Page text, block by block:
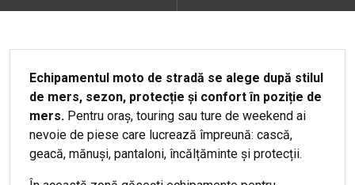
Echipamentul moto de stradă se alege după stilul
de mers, sezon, protecție și confort în poziție de
mers. Pentru oraș, touring sau ture de weekend ai
nevoie de piese care lucrează împreună: cască,
geacă, mănuși, pantaloni, încălțăminte și protecții.